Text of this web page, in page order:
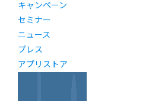
キャンペーン
セミナー
ニュース
プレス
アプリストア